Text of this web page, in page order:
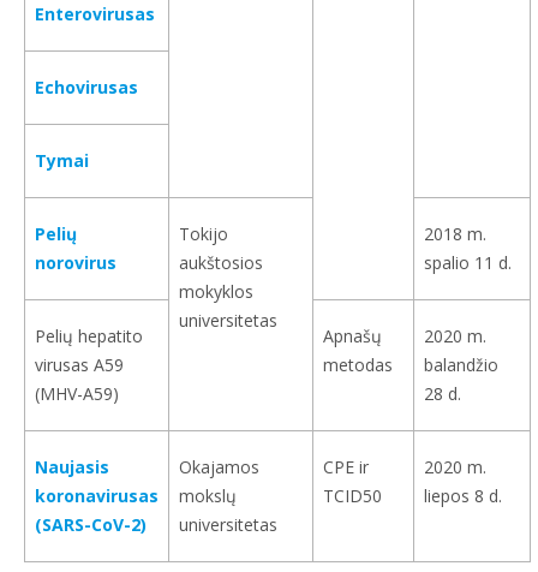
Enterovirusas
Echovirusas
Tymai
Pelių
norovirus
Tokijo
aukštosios
mokyklos
universitetas
2018 m.
spalio 11 d.
Pelių hepatito
virusas A59
(MHV-A59)
Apnašų
metodas
2020 m.
balandžio
28 d.
Naujasis
koronavirusas
(SARS-CoV-2)
Okajamos
mokslų
universitetas
CPE ir
TCID50
2020 m.
liepos 8 d.